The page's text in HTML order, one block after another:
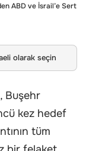
ABD ve İsrail’e Sert
olarak seçin
Buşehr
kez hedef
tüm